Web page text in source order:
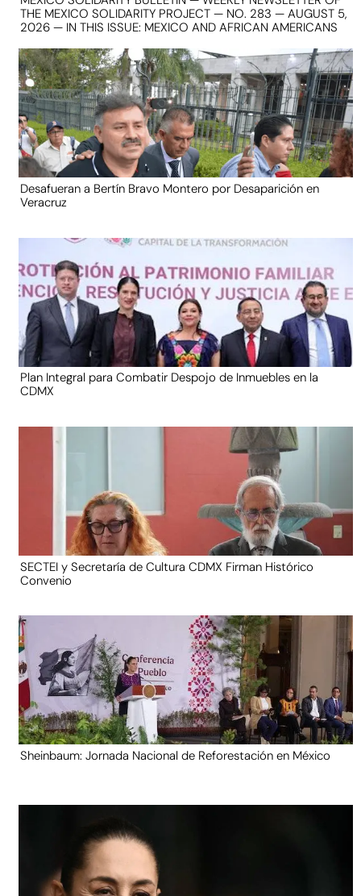
THE MEXICO SOLIDARITY PROJECT — NO. 283 — AUGUST 5,
2026 — IN THIS ISSUE: MEXICO AND AFRICAN AMERICANS
Desafueran a Bertín Bravo Montero por Desaparición en
Veracruz
Plan Integral para Combatir Despojo de Inmuebles en la
CDMX
SECTEI y Secretaría de Cultura CDMX Firman Histórico
Convenio
Sheinbaum: Jornada Nacional de Reforestación en México